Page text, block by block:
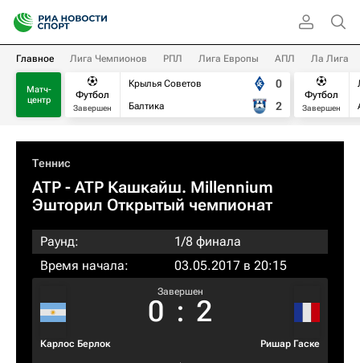
Главное Лига Чемпионов РПЛ Лига Европы АПЛ Ла Лига
Матч-
центр
Футбол
Завершен
Крылья Советов
Балтика
0
2
Футбол
Завершен
Теннис
ATP - ATP Кашкайш. Millennium
Эшторил Открытый чемпионат
Раунд:
1/8 финала
Время начала:
03.05.2017 в 20:15
Карлос Берлок
Завершен
0 : 2
Ришар Гаске